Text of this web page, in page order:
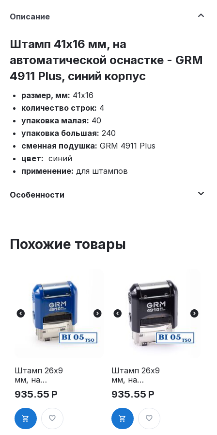
Описание
Штамп 41х16 мм, на
автоматической оснастке - GRM
4911 Plus, синий корпус
размер, мм: 41x16
количество строк: 4
упаковка малая: 40
упаковка большая: 240
сменная подушка: GRM 4911 Plus
цвет: синий
применение: для штампов
Особенности
Похожие товары
Штамп 26х9
мм, на
автоматиче
ской
оснастке -
GRM 4910
P3, корпус
935.55 Р
Штамп 26х9
мм, на
автоматиче
ской
оснастке -
GRM 4910
P3, корпус
935.55 Р